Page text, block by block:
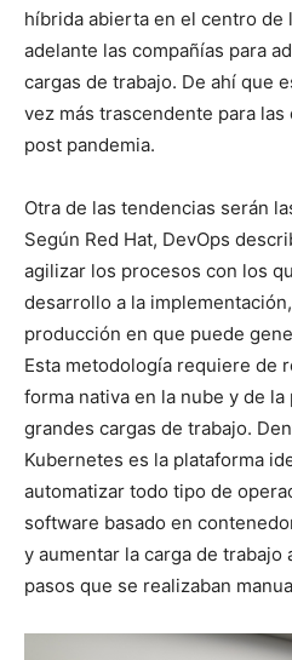
híbrida abierta en el centro de
adelante las compañías para
cargas de trabajo. De ahí que
vez más trascendente para
post pandemia.
Otra de las tendencias serán
Según Red Hat, DevOps
agilizar los procesos con los
desarrollo a la
producción en que puede
Esta metodología requiere de
forma nativa en la nube y de
grandes cargas de trabajo.
Kubernetes es la plataforma
automatizar todo tipo de
software basado en
y aumentar la carga de
pasos que se realizaban